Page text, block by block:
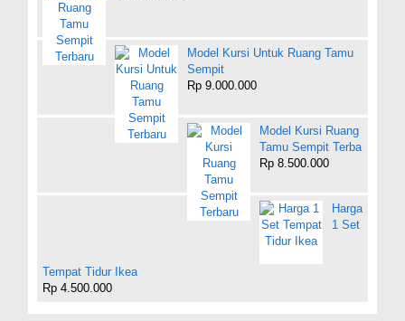
Model Kursi Untuk Ruang Tamu
Sempit
Rp 9.000.000
Model Kursi Ruang
Tamu Sempit Terba
Rp 8.500.000
Harga
1 Set
Tempat Tidur Ikea
Rp 4.500.000